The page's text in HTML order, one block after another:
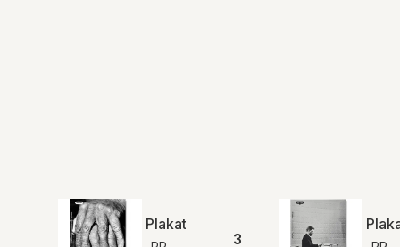
Plakat Craftmanship | PP Møbler
3